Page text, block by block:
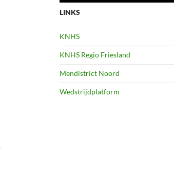
LINKS
KNHS
KNHS Regio Friesland
Mendistrict Noord
Wedstrijdplatform